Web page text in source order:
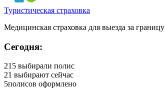
Туристическая страховка
Медицинская страховка для выезда за границу
Сегодня:
215 выбирали полис
21 выбирают сейчас
5полисов оформлено